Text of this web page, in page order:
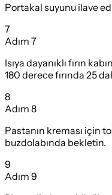
Portakal suyunu ilave
7
Adım 7
Isıya dayanıklı fırın
180 derece fırında 25
8
Adım 8
Pastanın kreması için
buzdolabında bekletin.
9
Adım 9